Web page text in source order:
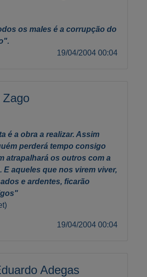
os males é a corrupção do
19/04/2004 00:04
Zago
é a obra a realizar. Assim
perderá tempo consigo
atrapalhará os outros com a
E aqueles que nos virem viver,
e ardentes, ficarão
19/04/2004 00:04
Adegas